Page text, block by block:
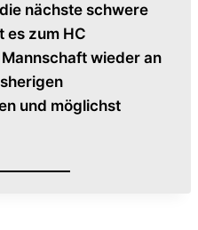
nächste schwere
es zum HC
wieder an
und möglichst